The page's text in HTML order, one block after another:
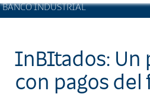
BANCO INDUSTRIAL
InBItados: Un
con pagos del